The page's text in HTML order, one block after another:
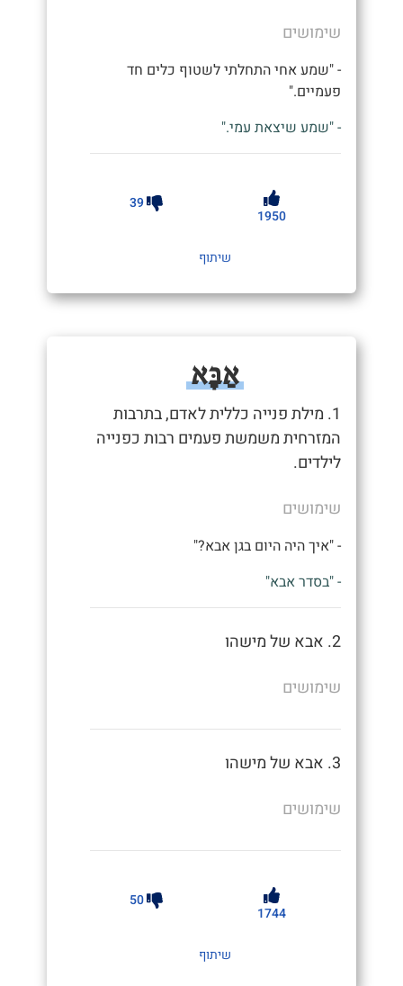
שימושים
- "שמע אחי התחלתי לשטוף כלים חד
פעמיים."
- "שמע שיצאת עמי."
1950
39
שיתוף
אַבָּא
1. מילת פנייה כללית לאדם, בתרבות
המזרחית משמשת פעמים רבות כפנייה
לילדים.
שימושים
- "איך היה היום בגן אבא?"
- "בסדר אבא"
2. אבא של מישהו
שימושים
3. אבא של מישהו
שימושים
1744
50
שיתוף